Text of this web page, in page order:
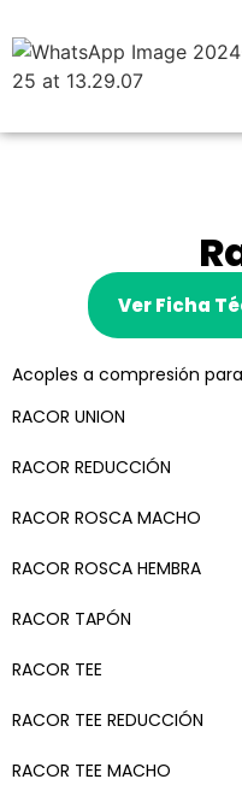
Ver Ficha
Acoples a compresión
RACOR UNION
RACOR REDUCCIÓN
RACOR ROSCA MACHO
RACOR ROSCA HEMBRA
RACOR TAPÓN
RACOR TEE
RACOR TEE REDUCCIÓN
RACOR TEE MACHO